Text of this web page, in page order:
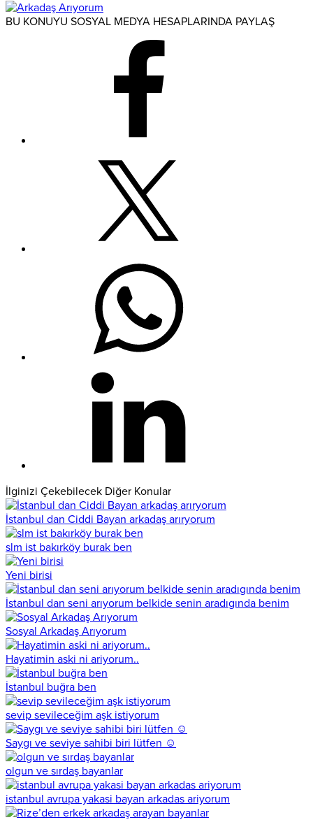
BU KONUYU SOSYAL MEDYA HESAPLARINDA PAYLAŞ
İlginizi Çekebilecek Diğer Konular
İstanbul dan Ciddi Bayan arkadaş arıryorum
slm ist bakırköy burak ben
Yeni birisi
İstanbul dan seni arıyorum belkide senin aradıgında benim
Sosyal Arkadaş Arıyorum
Hayatimin aski ni ariyorum..
İstanbul buğra ben
sevip sevileceğim aşk istiyorum
Saygı ve seviye sahibi biri lütfen ☺️
olgun ve sırdaş bayanlar
istanbul avrupa yakasi bayan arkadas ariyorum